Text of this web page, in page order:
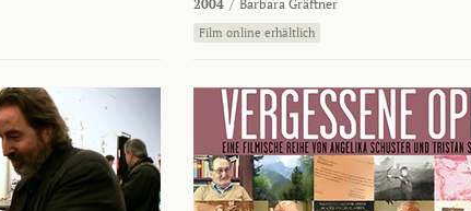
2004 / Barbara Gräftner
Film online erhältlich